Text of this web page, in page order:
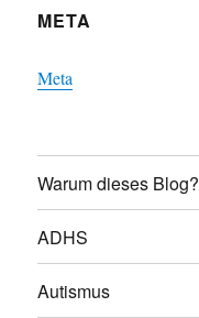
META
Meta
Warum dieses Blog?
ADHS
Autismus